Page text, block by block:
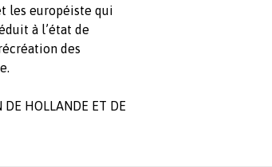
les européiste qui
à l’état de
des
HOLLANDE ET DE